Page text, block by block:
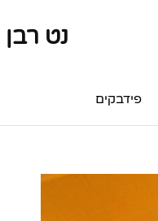
נט רבן
נט
מותגי
פידבקים